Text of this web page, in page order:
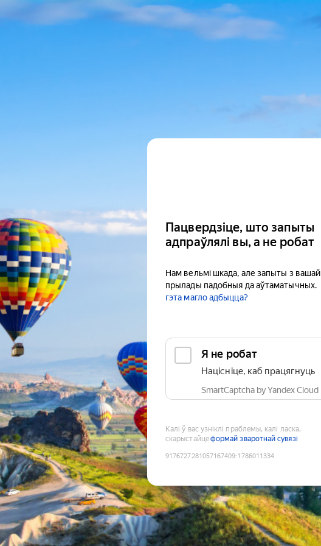
Пацвердзіце, што запыты
адпраўлялі вы, а не робат
Нам вельмі шкада, але запыты з вашай
прылады падобныя да аўтаматычных.
гэта магло адбыцца?
Я не робат
Націсніце, каб працягнуць
SmartCaptcha by Yandex Cloud
Калі ў вас узніклі праблемы, калі ласка,
скарыстайцеформай зваротнай сувязі
9176727281057167409:1786011334